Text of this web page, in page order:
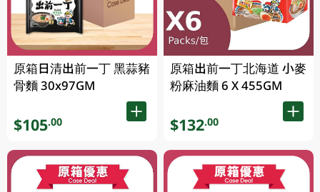
原箱日清出前一丁 黑蒜豬
骨麵 30x97GM
$105.00
原箱出前一丁北海道 小麥
粉麻油麵 6 X 455GM
$132.00